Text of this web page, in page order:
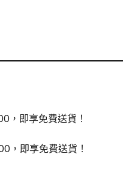
，即享免費送貨！
，即享免費送貨！